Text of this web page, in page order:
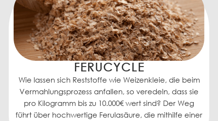
FERUCYCLE
Wie lassen sich Reststoffe wie Weizenkleie, die beim
Vermahlungsprozess anfallen, so veredeln, dass sie
pro Kilogramm bis zu 10.000€ wert sind? Der Weg
führt über hochwertige Ferulasäure, die mithilfe einer